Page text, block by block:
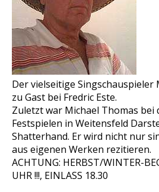
Der vielseitige Singschauspieler
zu Gast bei Fredric Este.
Zuletzt war Michael Thomas bei
Festspielen in Weitensfeld
Shatterhand. Er wird nicht nur
aus eigenen Werken rezitieren.
ACHTUNG: HERBST/WINTER-
UHR !!!, EINLASS 18.30